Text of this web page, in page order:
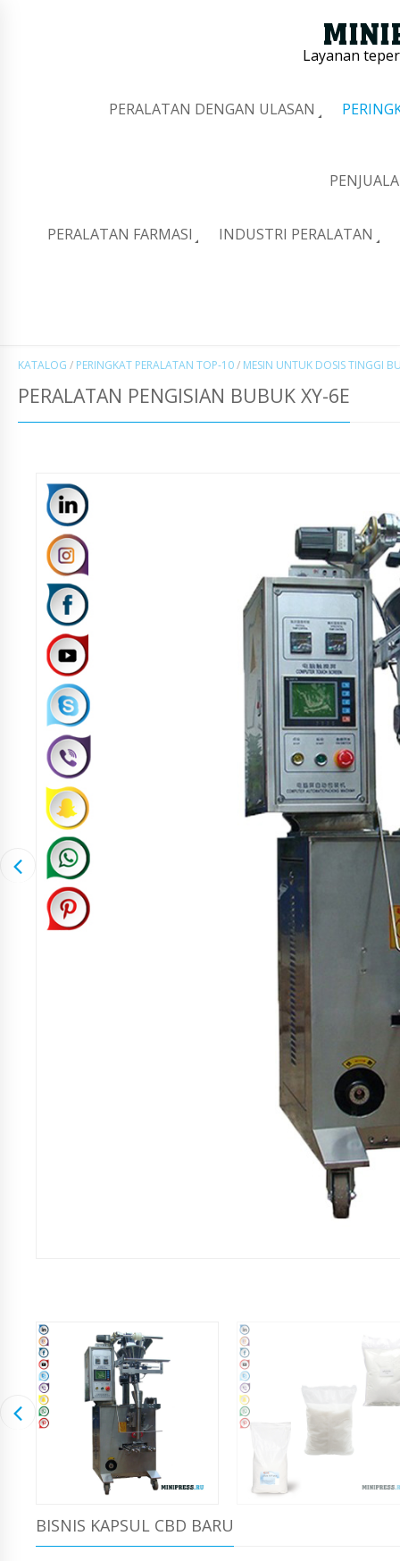
Layanan
PERALATAN DENGAN ULASAN
PERALATAN FARMASI INDUSTRI PERALATAN
KATALOG / PERINGKAT PERALATAN TOP-10/ MESIN UNTUK DOSIS TINGGI
PERALATAN PENGISIAN BUBUK XY-6E
BISNIS KAPSUL CBD BARU